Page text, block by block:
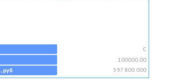
C
100000.00
руб
597 800 000